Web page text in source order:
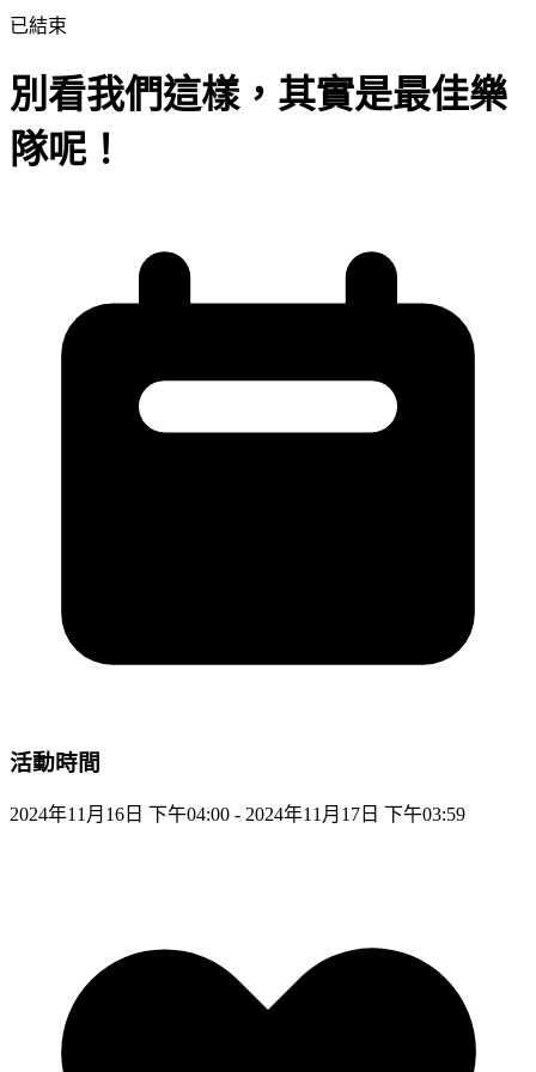
已結束
別看我們這樣，其實是最佳樂
隊呢！
活動時間
2024年11月16日 下午04:00 - 2024年11月17日 下午03:59